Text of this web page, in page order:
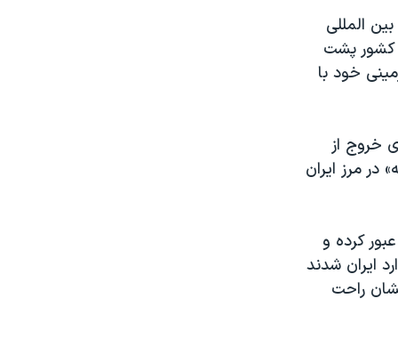
المللی
کشور پشت
خود با
خروج از
در مرز ایران
کرده و
ایران شدند
راحت